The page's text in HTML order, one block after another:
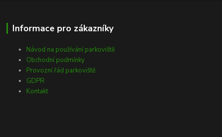
Informace pro zákazníky
Návod na používání parkoviště
Obchodní podmínky
Provozní řád parkoviště
GDPR
Kontakt